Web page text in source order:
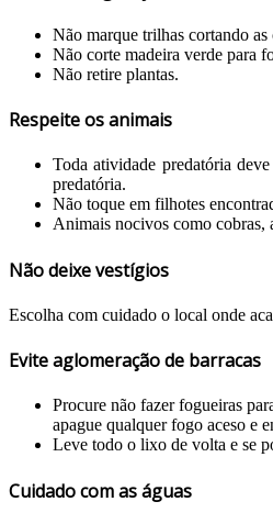
Não marque trilhas cortando as
Não corte madeira verde para
Não retire plantas.
Respeite os animais
Toda atividade predatória
predatória.
Não toque em filhotes
Animais nocivos como cobras,
Não deixe vestígios
Escolha com cuidado o local onde
Evite aglomeração de barracas
Procure não fazer fogueiras
apague qualquer fogo aceso e
Leve todo o lixo de volta e se
Cuidado com as águas